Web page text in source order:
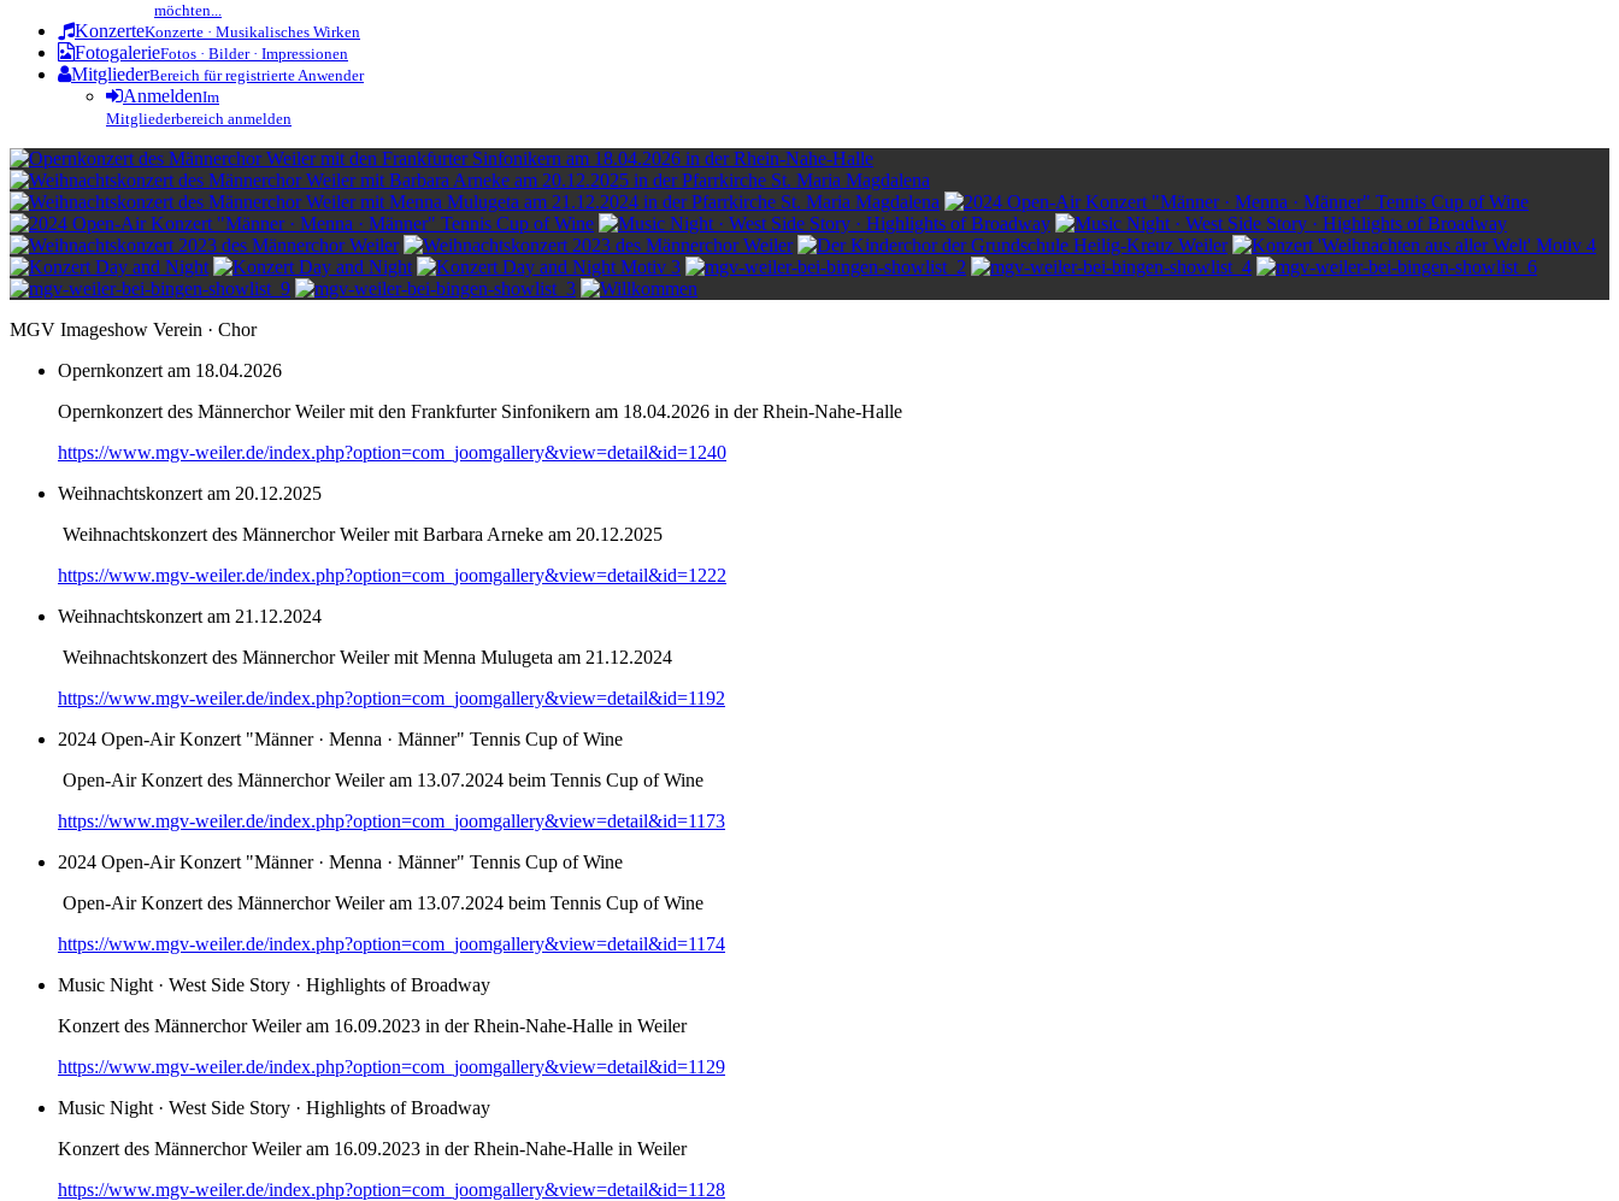
möchten...
KonzerteKonzerte · Musikalisches Wirken
FotogalerieFotos · Bilder · Impressionen
MitgliederBereich für registrierte Anwender
AnmeldenIm
Mitgliederbereich anmelden
MGV Imageshow Verein · Chor
Opernkonzert am 18.04.2026
Opernkonzert des Männerchor Weiler mit den Frankfurter Sinfonikern am 18.04.2026 in der Rhein-Nahe-Halle
https://www.mgv-weiler.de/index.php?option=com_joomgallery&view=detail&id=1240
Weihnachtskonzert am 20.12.2025
Weihnachtskonzert des Männerchor Weiler mit Barbara Arneke am 20.12.2025
https://www.mgv-weiler.de/index.php?option=com_joomgallery&view=detail&id=1222
Weihnachtskonzert am 21.12.2024
Weihnachtskonzert des Männerchor Weiler mit Menna Mulugeta am 21.12.2024
https://www.mgv-weiler.de/index.php?option=com_joomgallery&view=detail&id=1192
2024 Open-Air Konzert "Männer · Menna · Männer" Tennis Cup of Wine
Open-Air Konzert des Männerchor Weiler am 13.07.2024 beim Tennis Cup of Wine
https://www.mgv-weiler.de/index.php?option=com_joomgallery&view=detail&id=1173
2024 Open-Air Konzert "Männer · Menna · Männer" Tennis Cup of Wine
Open-Air Konzert des Männerchor Weiler am 13.07.2024 beim Tennis Cup of Wine
https://www.mgv-weiler.de/index.php?option=com_joomgallery&view=detail&id=1174
Music Night · West Side Story · Highlights of Broadway
Konzert des Männerchor Weiler am 16.09.2023 in der Rhein-Nahe-Halle in Weiler
https://www.mgv-weiler.de/index.php?option=com_joomgallery&view=detail&id=1129
Music Night · West Side Story · Highlights of Broadway
Konzert des Männerchor Weiler am 16.09.2023 in der Rhein-Nahe-Halle in Weiler
https://www.mgv-weiler.de/index.php?option=com_joomgallery&view=detail&id=1128